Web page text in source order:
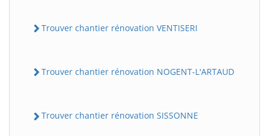
Trouver chantier rénovation VENTISERI
Trouver chantier rénovation NOGENT-L'ARTAUD
Trouver chantier rénovation SISSONNE